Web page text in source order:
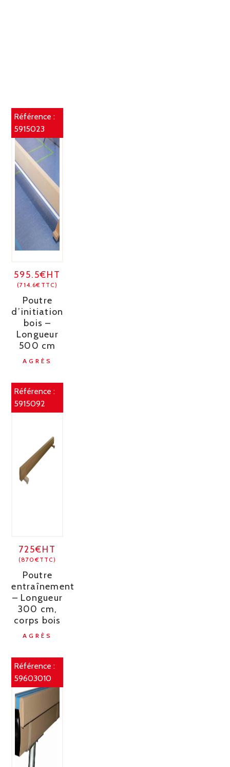
Référence :
5915023
595.5€HT
(714.6€TTC)
Poutre
d’initiation
bois –
Longueur
500 cm
AGRÈS
Référence :
5915092
725€HT
(870€TTC)
Poutre
entraînement
– Longueur
300 cm,
corps bois
AGRÈS
Référence :
59603010